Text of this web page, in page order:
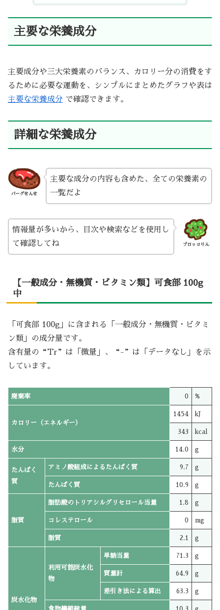
主要な栄養成分
主要成分や三大栄養素のバランス、カロリー分の消費をす
るために必要な運動を、シンプルにまとめたグラフや表は
主要な栄養成分 で確認できます。
詳細な栄養成分
バーグせんせ
主要な成分の内容も含めた、全ての栄養素の
一覧だよ
ブロッコりん
情報量が多いから、目次や検索などを使用し
て確認してね
【一般成分・無機質・ビタミン類】可食部 100g
中
「可食部 100g」に含まれる「一般成分・無機質・ビタミ
ン類」の成分量です。
含有量の“Tr”は「微量」、“-”は「データなし」を示
しています。
廃棄率 0 %
カロリー（エネルギー）
1454 kJ
343 kcal
水分 14.0 g
たんぱく
質
アミノ酸組成によるたんぱく質 9.7 g
たんぱく質 10.9 g
脂質
脂肪酸のトリアシルグリセロール当量 1.8 g
コレステロール 0 mg
脂質 2.1 g
炭水化物
利用可能炭水化
物
単糖当量 71.3 g
質量計 64.9 g
差引き法による算出 63.3 g